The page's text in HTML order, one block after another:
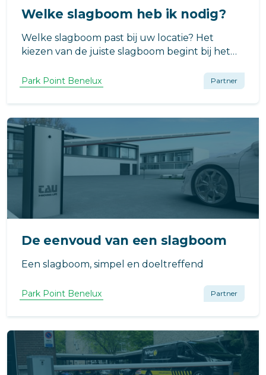
Welke slagboom heb ik nodig?
Welke slagboom past bij uw locatie? Het
kiezen van de juiste slagboom begint bij het
toegangscontrole, verkeersregulatie, of
parkeerbeheer? Het gebruik bepaalt de
benodigde specificaties en functionaliteit.
Park Point Benelux Partner
De eenvoud van een slagboom
Een slagboom, simpel en doeltreffend
Park Point Benelux Partner